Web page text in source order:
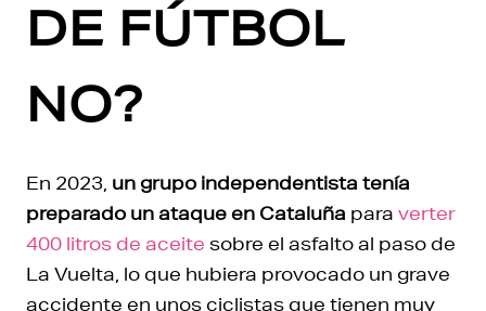
DE FÚTBOL
NO?
En 2023, un grupo independentista tenía
preparado un ataque en Cataluña para verter
400 litros de aceite sobre el asfalto al paso de
La Vuelta, lo que hubiera provocado un grave
accidente en unos ciclistas que tienen muy